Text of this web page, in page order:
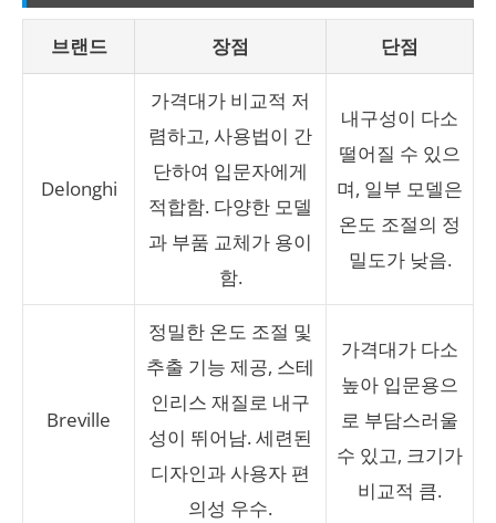
브랜드 장점 단점
Delonghi
가격대가 비교적 저
렴하고, 사용법이 간
단하여 입문자에게
적합함. 다양한 모델
과 부품 교체가 용이
함.
내구성이 다소
떨어질 수 있으
며, 일부 모델은
온도 조절의 정
밀도가 낮음.
Breville
정밀한 온도 조절 및
추출 기능 제공, 스테
인리스 재질로 내구
성이 뛰어남. 세련된
디자인과 사용자 편
의성 우수.
가격대가 다소
높아 입문용으
로 부담스러울
수 있고, 크기가
비교적 큼.